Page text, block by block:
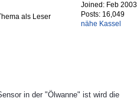
Joined: Feb 2003
Posts: 16,049
nähe Kassel
als Leser
in der "Ölwanne" ist wird die